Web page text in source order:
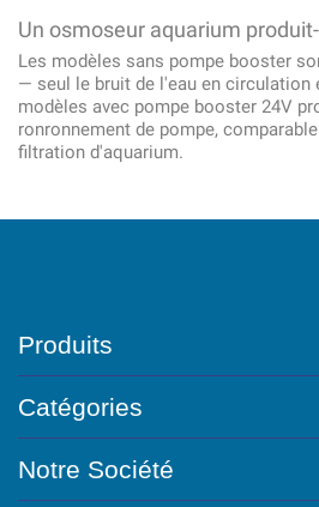
Un osmoseur aquarium
Les modèles sans pompe booster
— seul le bruit de l'eau en circulation
modèles avec pompe booster 24V
ronronnement de pompe,
filtration d'aquarium.
Produits
Catégories
Notre Société